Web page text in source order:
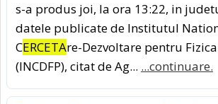
s-a produs joi, la ora 13:22, in
datele publicate de Institutul
CERCETAre-Dezvoltare pentru
(INCDFP), citat de Ag... ...continuare.